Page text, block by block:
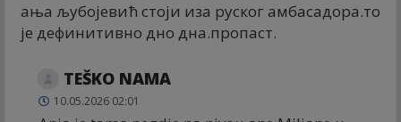
ања љубојевић стоји иза руског амбасадора.то
је дефинитивно дно дна.пропаст.
TEŠKO NAMA
10.05.2026 02:01